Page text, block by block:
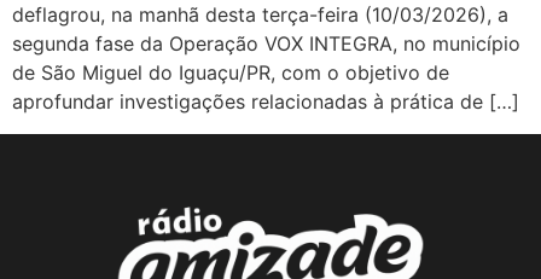
deflagrou, na manhã desta terça-feira (10/03/2026), a
segunda fase da Operação VOX INTEGRA, no município
de São Miguel do Iguaçu/PR, com o objetivo de
aprofundar investigações relacionadas à prática de […]